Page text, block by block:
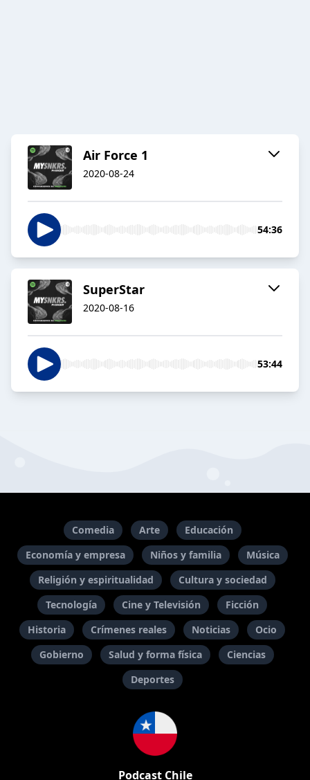
Air Force 1
2020-08-24
54:36
SuperStar
2020-08-16
53:44
Comedia Arte
Educación
Economía y empresa
Niños y familia
Música
Religión y espiritualidad
Cultura y sociedad
Tecnología
Cine y Televisión
Ficción
Historia
Crímenes reales Noticias
Ocio
Gobierno
Salud y forma física
Ciencias
Deportes
Podcast Chile